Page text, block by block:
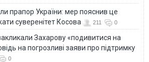
прапор України: мер пояснив це
суверенітет Косова
211 0
Захарову «подивитися на
на погрозливі заяви про підтримку
0